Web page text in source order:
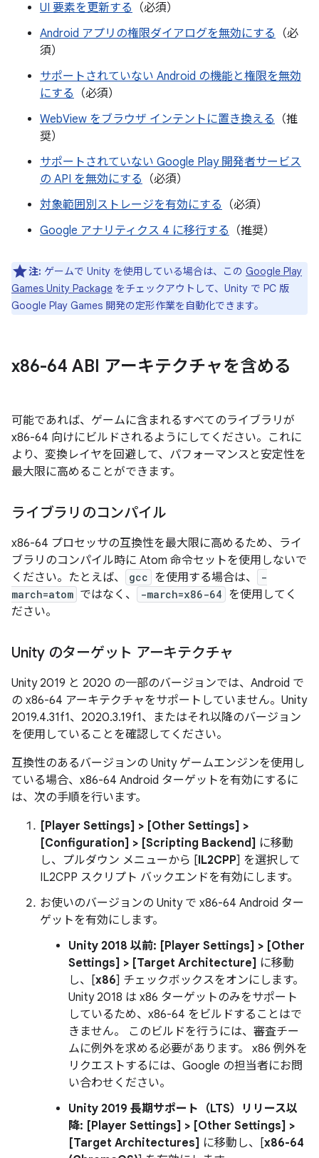
UI 要素を更新する （必須）
Android アプリの権限ダイアログを無効にする （必
須）
サポートされていない Android の機能と権限を無効
にする （必須）
WebView をブラウザ インテントに置き換える （推
奨）
サポートされていない Google Play 開発者サービス
の API を無効にする （必須）
対象範囲別ストレージを有効にする （必須）
Google アナリティクス 4 に移行する （推奨）
注: ゲームで Unity を使用している場合は、この Google Play
Games Unity Package をチェックアウトして、Unity で PC 版
Google Play Games 開発の定形作業を自動化できます。
x86-64 ABI アーキテクチャを含める
可能であれば、ゲームに含まれるすべてのライブラリが
x86-64 向けにビルドされるようにしてください。これに
より、変換レイヤを回避して、パフォーマンスと安定性を
最大限に高めることができます。
ライブラリのコンパイル
x86-64 プロセッサの互換性を最大限に高めるため、ライ
ブラリのコンパイル時に Atom 命令セットを使用しないで
ください。たとえば、
gcc を使用する場合は、
-
march=atom ではなく、 -march=x86-64 を使用してく
ださい。
Unity のターゲット アーキテクチャ
Unity 2019 と 2020 の一部のバージョンでは、Android で
の x86-64 アーキテクチャをサポートしていません。Unity
2019.4.31f1、2020.3.19f1、またはそれ以降のバージョン
を使用していることを確認してください。
互換性のあるバージョンの Unity ゲームエンジンを使用し
ている場合、x86-64 Android ターゲットを有効にするに
は、次の手順を行います。
[Player Settings] > [Other Settings] >
[Configuration] > [Scripting Backend] に移動
し、プルダウン メニューから [IL2CPP] を選択して
IL2CPP スクリプト バックエンドを有効にします。
お使いのバージョンの Unity で x86-64 Android ター
ゲットを有効にします。
Unity 2018 以前: [Player Settings] > [Other
Settings] > [Target Architecture] に移動
し、[x86] チェックボックスをオンにします。
Unity 2018 は x86 ターゲットのみをサポート
しているため、x86-64 をビルドすることはで
きません。 このビルドを行うには、審査チー
ムに例外を求める必要があります。 x86 例外を
リクエストするには、Google の担当者にお問
い合わせください。
Unity 2019 長期サポート（LTS）リリース以
降: [Player Settings] > [Other Settings] >
[Target Architectures] に移動し、[x86-64